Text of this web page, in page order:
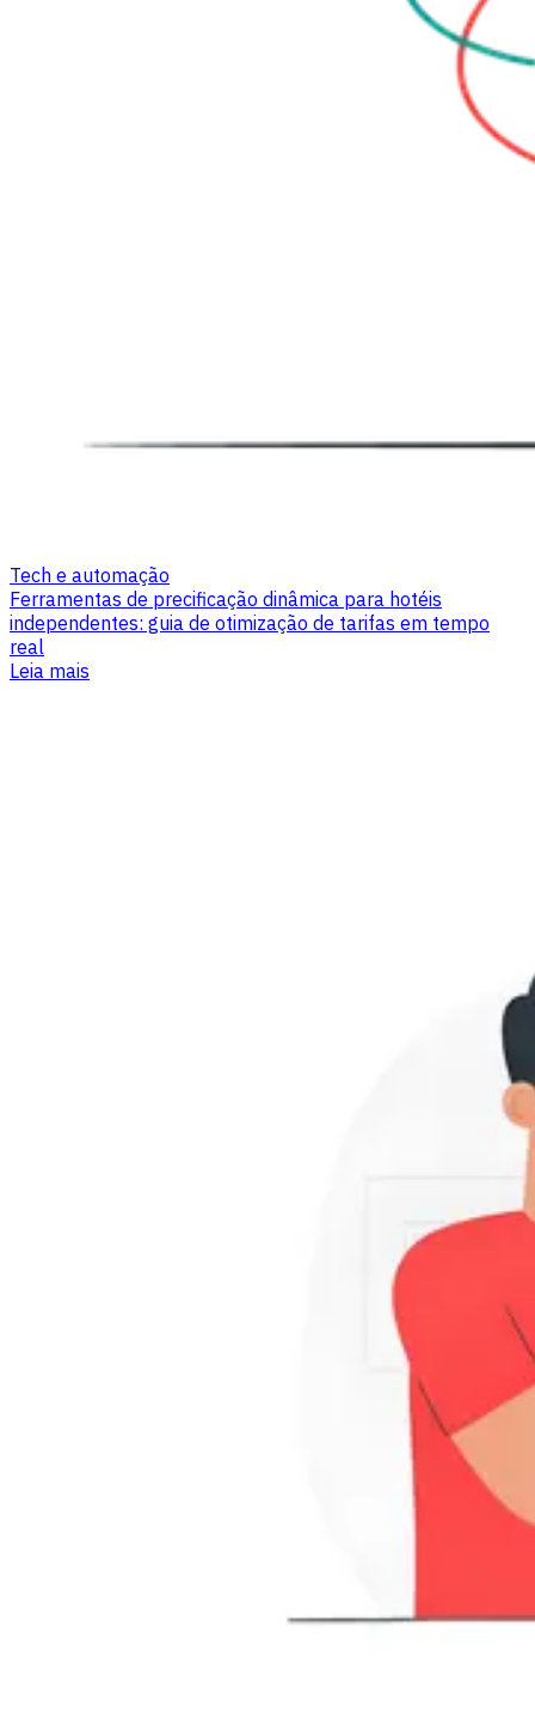
Tech e automação
Ferramentas de precificação dinâmica para hotéis
independentes: guia de otimização de tarifas em tempo
real
Leia mais